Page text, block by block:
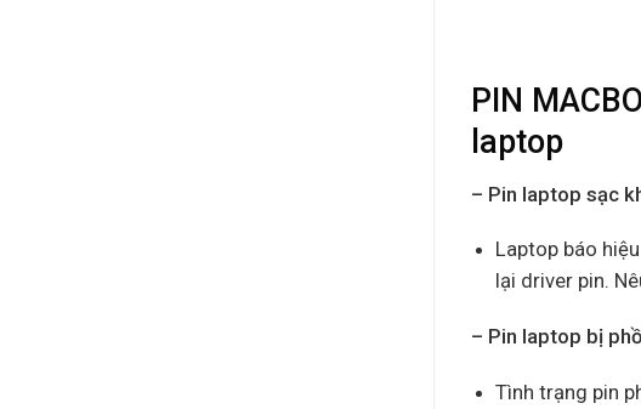
PIN
laptop
– Pin laptop sạc
Laptop báo
lại driver pin.
– Pin laptop bị
Tình trạng pin